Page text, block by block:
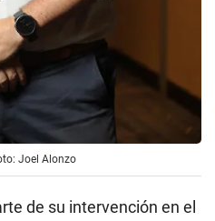
Joel Alonzo
de su intervención en el